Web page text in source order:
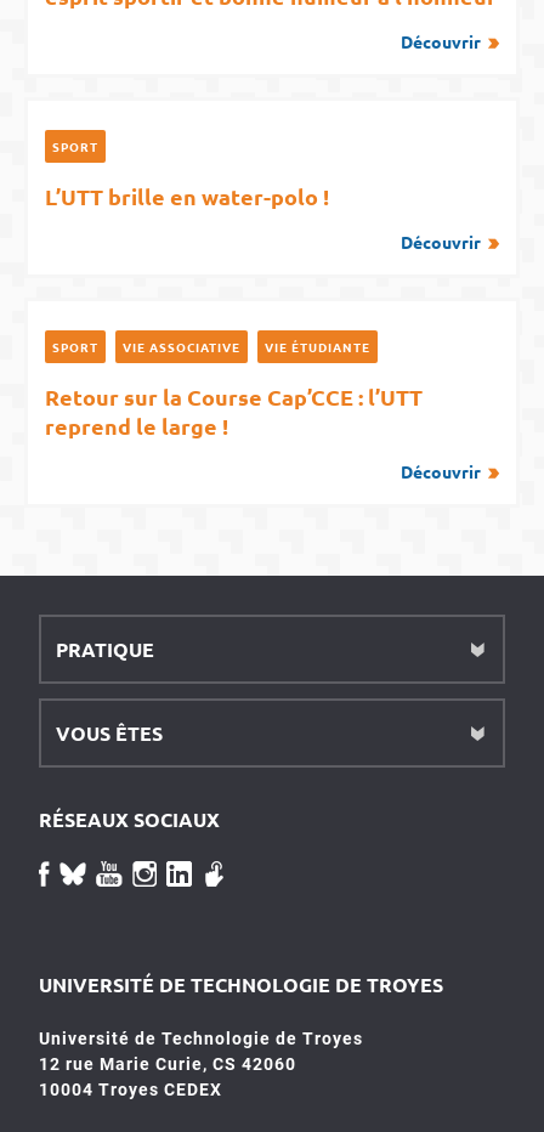
Découvrir
SPORT
L’UTT brille en water-polo !
Découvrir
SPORT VIE ASSOCIATIVE VIE ÉTUDIANTE
Retour sur la Course Cap’CCE : l’UTT
reprend le large !
Découvrir
PRATIQUE
VOUS ÊTES
RÉSEAUX SOCIAUX
UNIVERSITÉ DE TECHNOLOGIE DE TROYES
Université de Technologie de Troyes
12 rue Marie Curie, CS 42060
10004 Troyes CEDEX